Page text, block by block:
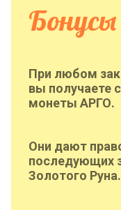
При любом
вы получаете
монеты АРГО.
Они дают
последующих
Золотого Руна.